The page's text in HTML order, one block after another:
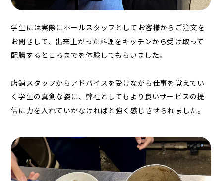
学生には実際にホールスタッフとしてお客様からご注文を
お聞きして、出来上がった料理をキッチンから受け取って
配膳するところまでを体験してもらいました。
店舗スタッフからアドバイスを受けながら仕事を覚えてい
く学生の真剣な姿に、弊社としてもより良いサービスの提
供に力を入れていかなければと強く感じさせられました。